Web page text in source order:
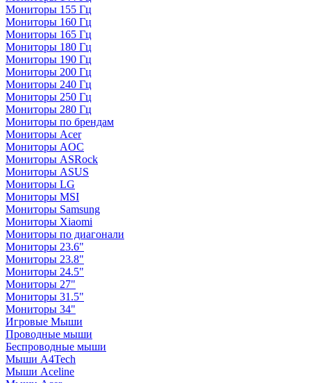
Мониторы 155 Гц
Мониторы 160 Гц
Мониторы 165 Гц
Мониторы 180 Гц
Мониторы 190 Гц
Мониторы 200 Гц
Мониторы 240 Гц
Мониторы 250 Гц
Мониторы 280 Гц
Мониторы по брендам
Мониторы Acer
Мониторы AOC
Мониторы ASRock
Мониторы ASUS
Мониторы LG
Мониторы MSI
Мониторы Samsung
Мониторы Xiaomi
Мониторы по диагонали
Мониторы 23.6"
Мониторы 23.8"
Мониторы 24.5"
Мониторы 27"
Мониторы 31.5"
Мониторы 34"
Игровые Мыши
Проводные мыши
Беспроводные мыши
Мыши A4Tech
Мыши Aceline